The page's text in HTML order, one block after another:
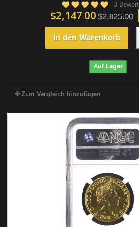
3
$2,147.00 $2,825.00
In den Warenkorb
Auf Lager
Zum Vergleich hinzufügen